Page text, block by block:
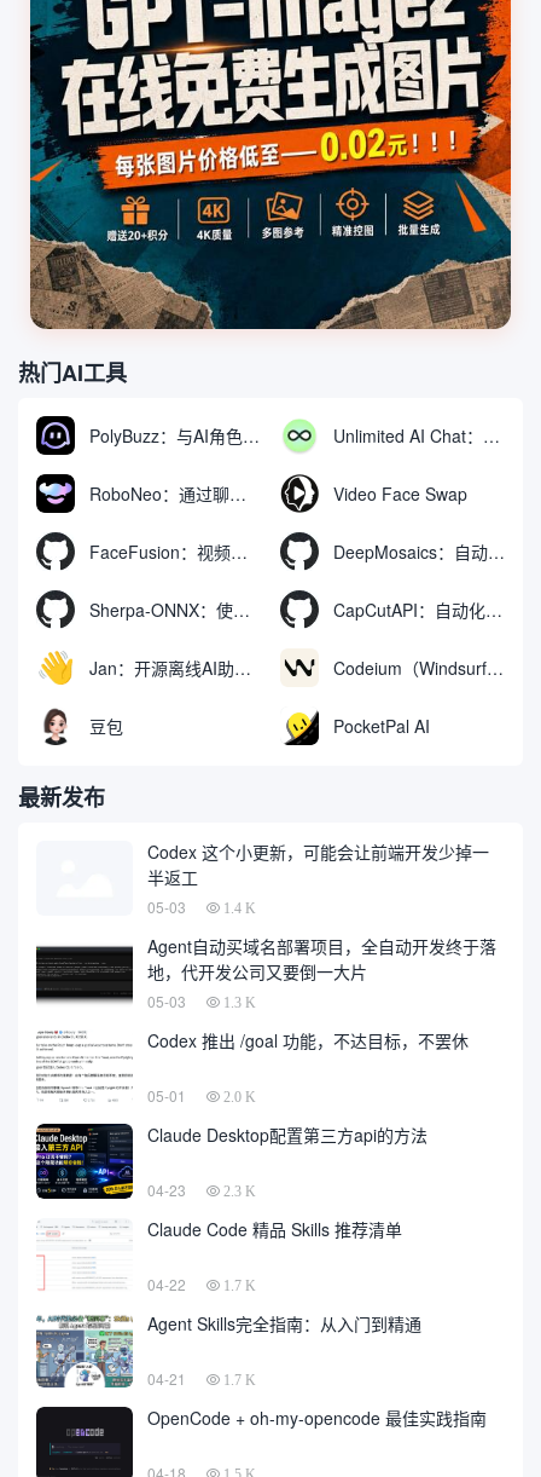
热门AI工具
PolyBuzz：与AI角色互动的免费聊天与角色扮演平台 Unlimited AI Chat：免费无限制的AI聊天工具
RoboNeo：通过聊天生成和编辑视频与图像的AI工具 Video Face Swap
FaceFusion：视频换脸增强工具|语音同步视频嘴型动作 DeepMosaics：自动去除图像和视频中的马赛克，或向其添加马赛克
Sherpa-ONNX：使用ONNXRuntime实现离线语音识别和合成 CapCutAPI：自动化控制CapCut视频剪辑的开源工具
Jan：开源离线AI助手，ChatGPT 替代品，运行本地AI模型或连接云端AI Codeium（Windsurf Editor）：免费的AI代码补全与聊天工具，Windsurf以对话方式编写完整项目代码
豆包 PocketPal AI
最新发布
Codex 这个小更新，可能会让前端开发少掉一
半返工
05-03 1.4 K
Agent自动买域名部署项目，全自动开发终于落
地，代开发公司又要倒一大片
05-03 1.3 K
Codex 推出 /goal 功能，不达目标，不罢休
05-01 2.0 K
Claude Desktop配置第三方api的方法
04-23 2.3 K
Claude Code 精品 Skills 推荐清单
04-22 1.7 K
Agent Skills完全指南：从入门到精通
04-21 1.7 K
OpenCode + oh-my-opencode 最佳实践指南